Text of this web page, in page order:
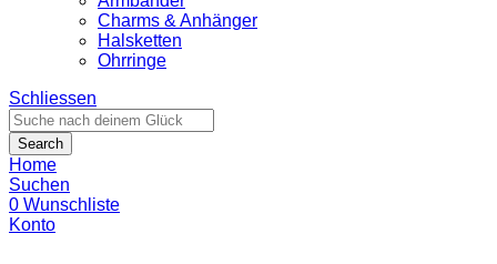
Charms & Anhänger
Halsketten
Ohrringe
Schliessen
Search
Home
Suchen
0 Wunschliste
Konto